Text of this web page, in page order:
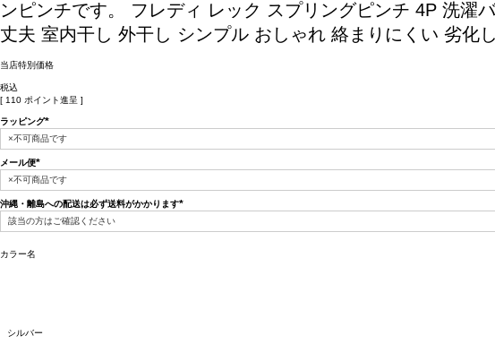
ンピンチです。
フレディ レック スプリングピンチ 4P 洗濯
丈夫 室内干し 外干し シンプル おしゃれ 絡まりにくい 劣化
当店特別価格
税込
[ 110 ポイント進呈 ]
ラッピング
(必
メール便
(必
須)
沖縄・離島への配送は必ず送料がかかります
カラー名
シルバー